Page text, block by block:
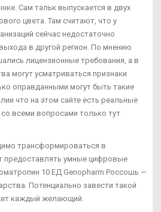
Сам тальк выпускается в двух
цвета. Там считают, что у
сейчас недостаточно
в другой регион. По мнению
лицензионные требования, а в
могут усматриваться признаки
оправданными могут быть такие
что на этом сайте есть реальные
всеми вопросами только тут
трансформироваться в
предоставлять умные цифровые
10 ЕД Genopharm Россошь —
Потенциально завести такой
каждый желающий.